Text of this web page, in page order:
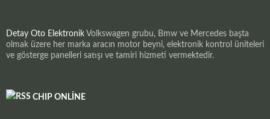
Detay Oto Elektronik Volkswagen grubu, Bmw ve Mercedes başta
olmak üzere her marka aracın motor beyni, elektronik kontrol üniteleri
ve gösterge panelleri satışı ve tamiri hizmeti vermektedir.
CHIP ONLINE